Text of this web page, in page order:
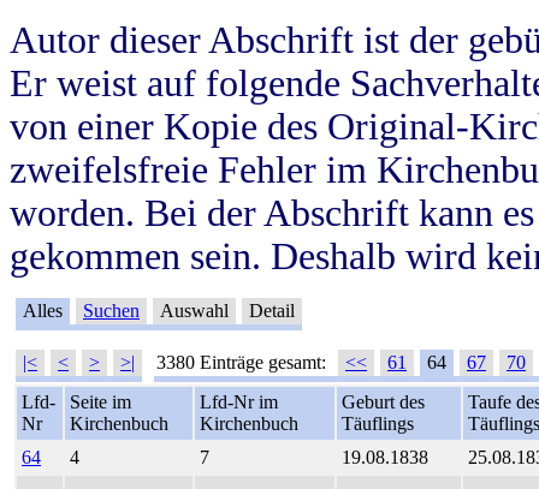
Autor dieser Abschrift ist der
Er weist auf folgende
von einer Kopie des Original-
zweifelsfreie Fehler im
worden. Bei der Abschrift kann
gekommen sein. Deshalb wird
Alles Suchen Auswahl Detail
|< < > >| 3380 Einträge gesamt: << 61 64 67
70
Lfd-
Nr
Seite im
Kirchenbuch
Lfd-Nr im
Kirchenbuch
Geburt des
Täuflings
Taufe
Täuflings
64
4 7 19.08.1838